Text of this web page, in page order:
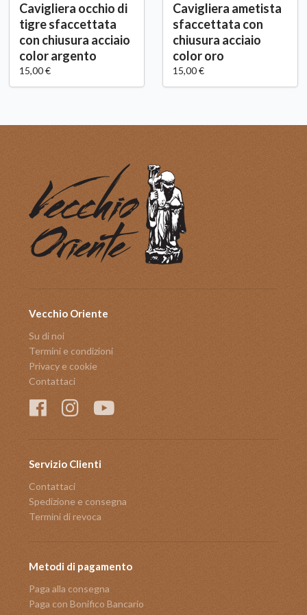
Cavigliera occhio di
tigre sfaccettata
con chiusura acciaio
color argento
15,00 €
Cavigliera ametista
sfaccettata con
chiusura acciaio
color oro
15,00 €
Vecchio Oriente
Su di noi
Termini e condizioni
Privacy e cookie
Contattaci
Servizio Clienti
Contattaci
Spedizione e consegna
Termini di revoca
Metodi di pagamento
Paga alla consegna
Paga con Bonifico Bancario